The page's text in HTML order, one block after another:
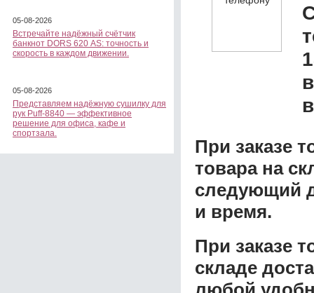
05-08-2026
Встречайте надёжный счётчик
банкнот DORS 620 АS: точность и
скорость в каждом движении.
05-08-2026
Представляем надёжную сушилку для
рук Puff-8840 — эффективное
решение для офиса, кафе и
спортзала.
При заказе
товара на
следующий
и время.
При заказе
складе